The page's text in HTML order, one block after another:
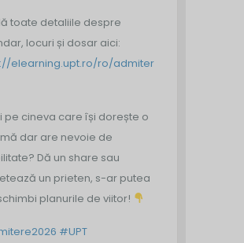
toate detaliile despre
locuri și dosar aici:
elearning.upt.ro/ro/admiter
pe cineva care își dorește o
dar are nevoie de
Dă un share sau
un prieten, s-ar putea
planurile de viitor!
#UPT